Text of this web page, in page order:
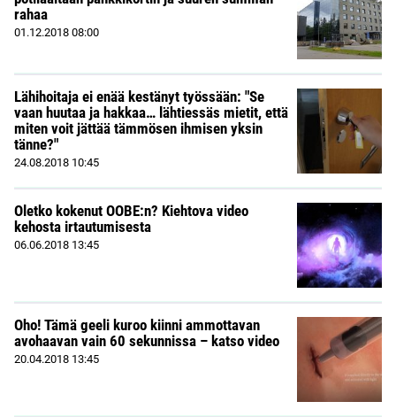
rahaa
01.12.2018 08:00
Lähihoitaja ei enää kestänyt työssään: "Se
vaan huutaa ja hakkaa… lähtiessäs mietit, että
miten voit jättää tämmösen ihmisen yksin
tänne?"
24.08.2018 10:45
Oletko kokenut OOBE:n? Kiehtova video
kehosta irtautumisesta
06.06.2018 13:45
Oho! Tämä geeli kuroo kiinni ammottavan
avohaavan vain 60 sekunnissa – katso video
20.04.2018 13:45